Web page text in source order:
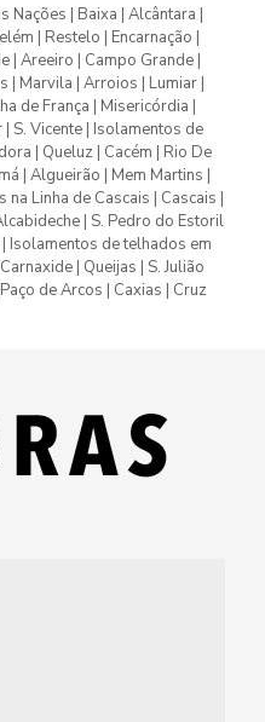
Nações | Baixa | Alcântara |
| Restelo | Encarnação |
| Areeiro | Campo Grande |
| Marvila | Arroios | Lumiar |
de França | Misericórdia |
S. Vicente | Isolamentos de
| Queluz | Cacém | Rio De
| Algueirão | Mem Martins |
Linha de Cascais | Cascais |
| S. Pedro do Estoril
Isolamentos de telhados em
| Queijas | S. Julião
de Arcos | Caxias | Cruz